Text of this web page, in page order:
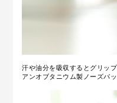
汗や油分を吸収するとグリッ
アンオブタニウム製ノーズパ